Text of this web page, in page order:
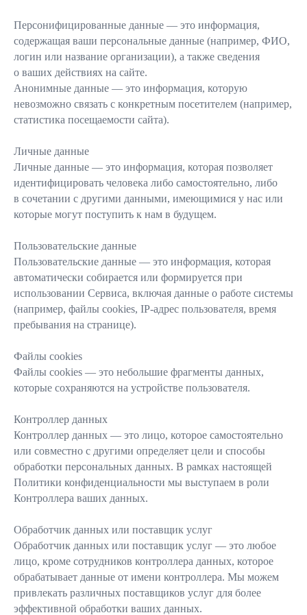
Персонифицированные данные — это информация,
содержащая ваши персональные данные (например, ФИО,
логин или название организации), а также сведения
о ваших действиях на сайте.
Анонимные данные — это информация, которую
невозможно связать с конкретным посетителем (например,
статистика посещаемости сайта).
Личные данные
Личные данные — это информация, которая позволяет
идентифицировать человека либо самостоятельно, либо
в сочетании с другими данными, имеющимися у нас или
которые могут поступить к нам в будущем.
Пользовательские данные
Пользовательские данные — это информация, которая
автоматически собирается или формируется при
использовании Сервиса, включая данные о работе системы
(например, файлы cookies, IP-адрес пользователя, время
пребывания на странице).
Файлы cookies
Файлы cookies — это небольшие фрагменты данных,
которые сохраняются на устройстве пользователя.
Контроллер данных
Контроллер данных — это лицо, которое самостоятельно
или совместно с другими определяет цели и способы
обработки персональных данных. В рамках настоящей
Политики конфиденциальности мы выступаем в роли
Контроллера ваших данных.
Обработчик данных или поставщик услуг
Обработчик данных или поставщик услуг — это любое
лицо, кроме сотрудников контроллера данных, которое
обрабатывает данные от имени контроллера. Мы можем
привлекать различных поставщиков услуг для более
эффективной обработки ваших данных.